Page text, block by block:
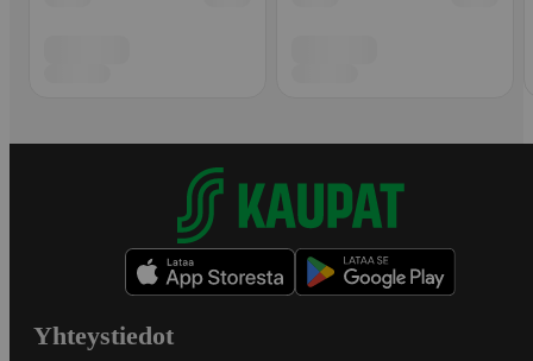
Yhteystiedot